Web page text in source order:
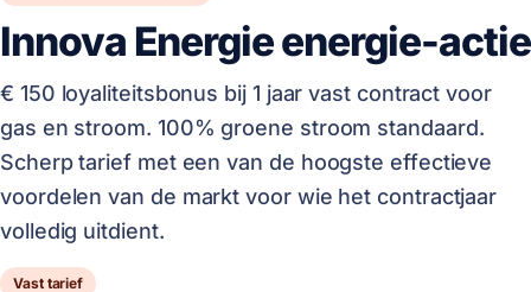
Innova Energie energie-actie
€ 150 loyaliteitsbonus bij 1 jaar vast contract voor
gas en stroom. 100% groene stroom standaard.
Scherp tarief met een van de hoogste effectieve
voordelen van de markt voor wie het contractjaar
volledig uitdient.
Vast tarief